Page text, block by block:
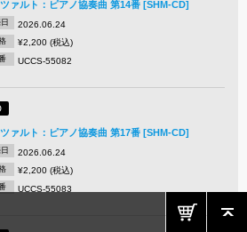
ァルト：ピアノ協奏曲 第14番 [SHM-CD]
2026.06.24
¥2,200 (税込)
UCCS-55082
ァルト：ピアノ協奏曲 第17番 [SHM-CD]
2026.06.24
¥2,200 (税込)
UCCS-55083